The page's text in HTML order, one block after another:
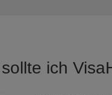
ich